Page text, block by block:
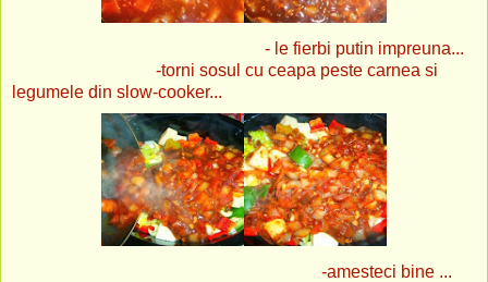
- le fierbi putin impreuna...
-torni sosul cu ceapa peste carnea si
legumele din slow-cooker...
-amesteci bine ...